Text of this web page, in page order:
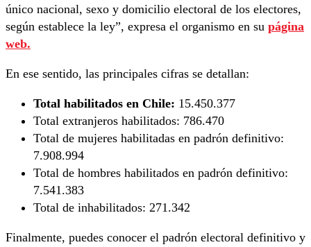
único nacional, sexo y domicilio electoral de los electores,
según establece la ley”, expresa el organismo en su página
web.
En ese sentido, las principales cifras se detallan:
Total habilitados en Chile: 15.450.377
Total extranjeros habilitados: 786.470
Total de mujeres habilitadas en padrón definitivo:
7.908.994
Total de hombres habilitados en padrón definitivo:
7.541.383
Total de inhabilitados: 271.342
Finalmente, puedes conocer el padrón electoral definitivo y